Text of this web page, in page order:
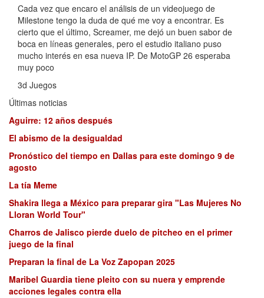
Cada vez que encaro el análisis de un videojuego de
Milestone tengo la duda de qué me voy a encontrar. Es
cierto que el último, Screamer, me dejó un buen sabor de
boca en líneas generales, pero el estudio italiano puso
mucho interés en esa nueva IP. De MotoGP 26 esperaba
muy poco
3d Juegos
Últimas noticias
Aguirre: 12 años después
El abismo de la desigualdad
Pronóstico del tiempo en Dallas para este domingo 9 de
agosto
La tía Meme
Shakira llega a México para preparar gira "Las Mujeres No
Lloran World Tour"
Charros de Jalisco pierde duelo de pitcheo en el primer
juego de la final
Preparan la final de La Voz Zapopan 2025
Maribel Guardia tiene pleito con su nuera y emprende
acciones legales contra ella